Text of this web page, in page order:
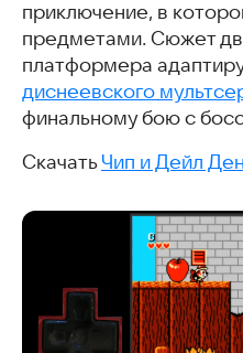
приключение, в
предметами. Сюжет
платформера
диснеевского
финальному бою с
СкачатьЧип и Дейл